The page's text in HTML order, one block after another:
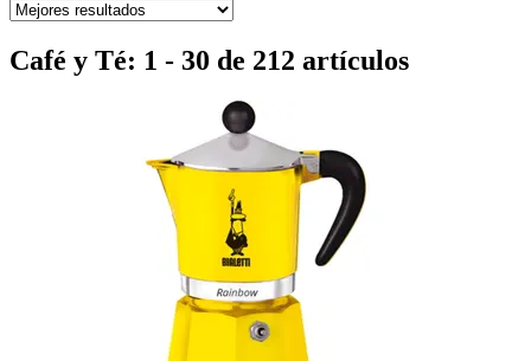
Café y Té: 1 - 30 de 212 artículos